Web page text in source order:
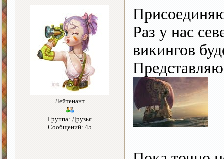
Лейтенант
Группа: Друзья
Сообщений: 45
Раз у нас
викингов